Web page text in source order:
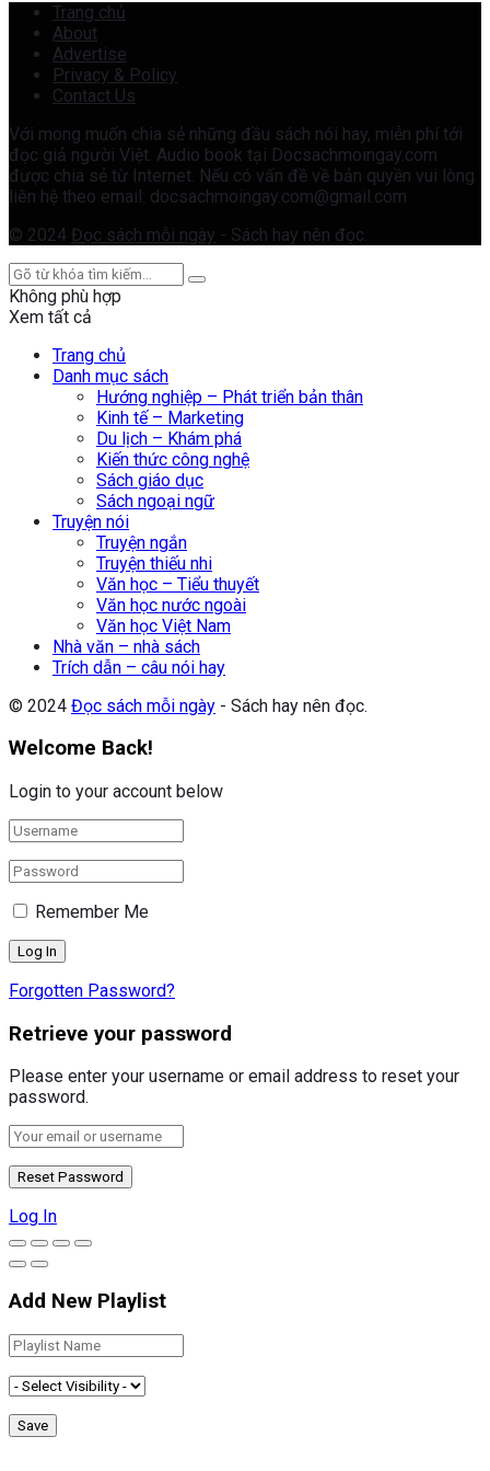
Trang chủ
About
Advertise
Privacy & Policy
Contact Us
Với mong muốn chia sẻ những đầu sách nói hay, miễn phí tới
đọc giả người Việt. Audio book tại Docsachmoingay.com
được chia sẻ từ Internet. Nếu có vấn đề về bản quyền vui lòng
liên hệ theo email: docsachmoingay.com@gmail.com
© 2024 Đọc sách mỗi ngày - Sách hay nên đọc.
Không phù hợp
Xem tất cả
Trang chủ
Danh mục sách
Hướng nghiệp – Phát triển bản thân
Kinh tế – Marketing
Du lịch – Khám phá
Kiến thức công nghệ
Sách giáo dục
Sách ngoại ngữ
Truyện nói
Truyện ngắn
Truyện thiếu nhi
Văn học – Tiểu thuyết
Văn học nước ngoài
Văn học Việt Nam
Nhà văn – nhà sách
Trích dẫn – câu nói hay
© 2024 Đọc sách mỗi ngày - Sách hay nên đọc.
Welcome Back!
Login to your account below
Remember Me
Forgotten Password?
Retrieve your password
Please enter your username or email address to reset your
password.
Log In
Add New Playlist